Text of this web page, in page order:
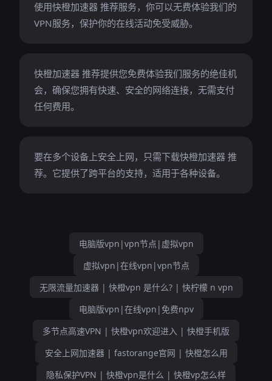
使用快橙加速器 推荐服务，你可以无费体验我们的
VPN服务，保护你的在线活动免受威胁。
快橙加速器 推荐提供您免费体验我们服务的绝佳机
会，确保您拥有快速、安全的网络连接，无需支付
任何费用。
要在多个设备上安全上网，只需下载快橙加速器 推
荐。它提供了跨平台的支持，适用于各种设备。
电脑版vpn|vpn节点|虚拟vpn
虚拟vpn|在线vpn|vpn节点
无限流量加速器 | 快橙vpn 是什么? | 快柠檬 n vpn
电脑版vpn|在线vpn|免费npv
多节点高速VPN | 快橙vpn欢迎进入 | 快橙手机版
安全上网加速器 | fastorange官网 | 快橙怎么用
隐私保护VPN | 快橙vpn是什么 | 快橙vp怎么样